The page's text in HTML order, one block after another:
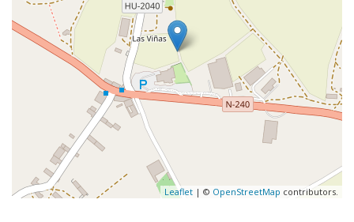
Leaflet | © OpenStreetMap contributors.